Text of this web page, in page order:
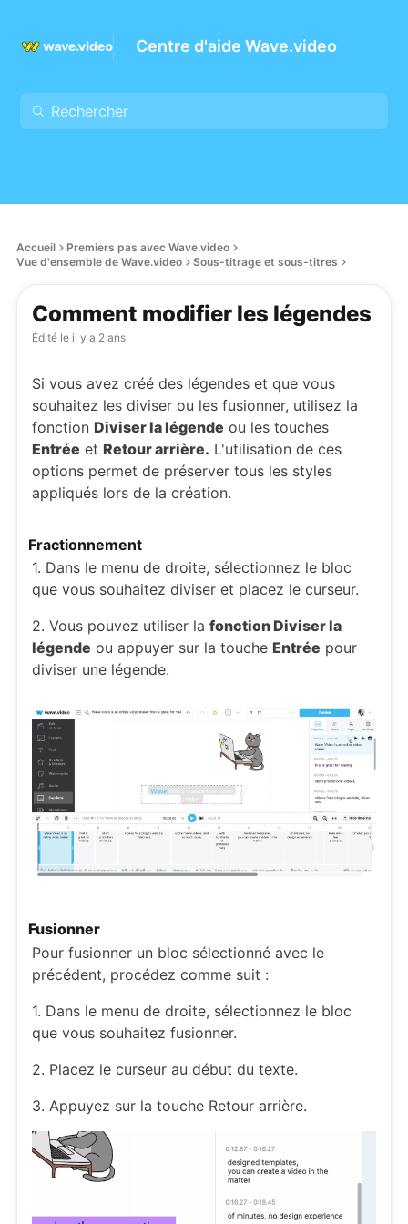
Centre d'aide Wave.video
Accueil
Premiers pas avec Wave.video
Vue d'ensemble de Wave.video
Sous-titrage et sous-titres
Comment modifier les légendes
Édité le il y a 2 ans
Si vous avez créé des légendes et que vous
souhaitez les diviser ou les fusionner, utilisez la
fonction Diviser la légende ou les touches
Entrée et Retour arrière. L'utilisation de ces
options permet de préserver tous les styles
appliqués lors de la création.
Fractionnement
1. Dans le menu de droite, sélectionnez le bloc
que vous souhaitez diviser et placez le curseur.
2. Vous pouvez utiliser la fonction Diviser la
légende ou appuyer sur la touche Entrée pour
diviser une légende.
Fusionner
Pour fusionner un bloc sélectionné avec le
précédent, procédez comme suit :
1. Dans le menu de droite, sélectionnez le bloc
que vous souhaitez fusionner.
2. Placez le curseur au début du texte.
3. Appuyez sur la touche Retour arrière.